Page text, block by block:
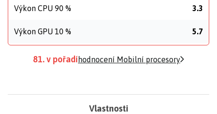
Výkon CPU 90 % 3.3
Výkon GPU 10 % 5.7
81. v pořadí hodnocení Mobilní procesory
Vlastnosti